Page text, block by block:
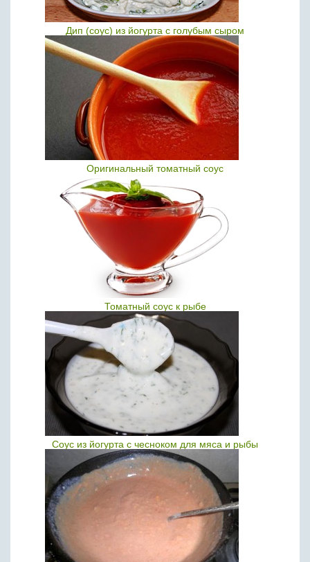
Дип (соус) из йогурта с голубым сыром
Оригинальный томатный соус
Томатный соус к рыбе
Соус из йогурта с чесноком для мяса и рыбы